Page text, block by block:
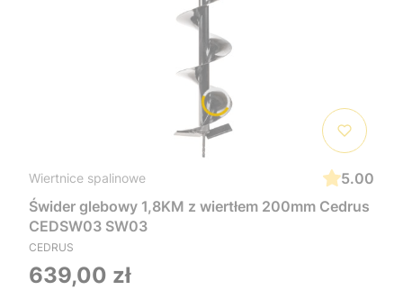
Wiertnice spalinowe
5.00
Świder glebowy 1,8KM z wiertłem 200mm Cedrus
CEDSW03 SW03
CEDRUS
639,00 zł